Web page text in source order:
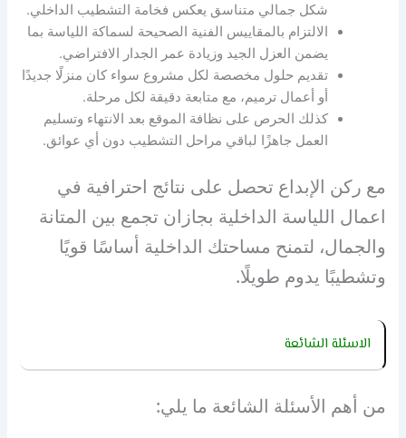
شكل جمالي متناسق يعكس فخامة التشطيب الداخلي.
الالتزام بالمقاييس الفنية الصحيحة لسماكة اللياسة بما
يضمن العزل الجيد وزيادة عمر الجدار الافتراضي.
تقديم حلول مخصصة لكل مشروع سواء كان منزلًا جديدًا
أو أعمال ترميم، مع متابعة دقيقة لكل مرحلة.
كذلك الحرص على نظافة الموقع بعد الانتهاء وتسليم
العمل جاهزًا لباقي مراحل التشطيب دون أي عوائق.
مع ركن الإبداع تحصل على نتائج احترافية في
اعمال اللياسة الداخلية بجازان تجمع بين المتانة
والجمال، لتمنح مساحتك الداخلية أساسًا قويًا
وتشطيبًا يدوم طويلًا.
الاسئلة الشائعة
من أهم الأسئلة الشائعة ما يلي: